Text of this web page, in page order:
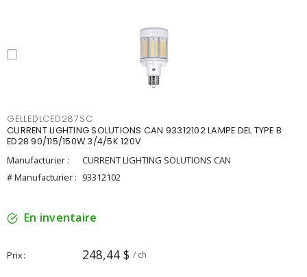
GELLEDLCED287SC
CURRENT LIGHTING SOLUTIONS CAN 93312102 LAMPE DEL TYPE B
ED28 90/115/150W 3/4/5K 120V
Manufacturier :
CURRENT LIGHTING SOLUTIONS CAN
# Manufacturier : 93312102
En inventaire
Prix 248,44 $ / ch